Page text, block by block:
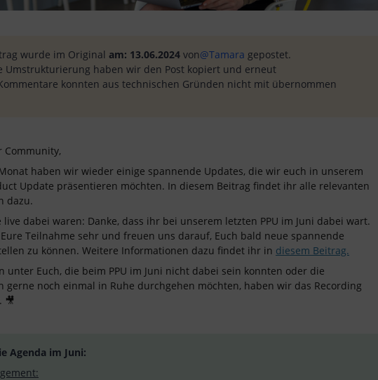
wurde im Original am: 13.06.2024 von@Tamara gepostet.
Umstrukturierung haben wir den Post kopiert und erneut
konnten aus technischen Gründen nicht mit übernommen
Community,
haben wir wieder einige spannende Updates, die wir euch in unserem
Update präsentieren möchten. In diesem Beitrag findet ihr alle relevanten
dazu.
live dabei waren: Danke, dass ihr bei unserem letzten PPU im Juni dabei wart.
Teilnahme sehr und freuen uns darauf, Euch bald neue spannende
zu können. Weitere Informationen dazu findet ihr in diesem Beitrag.
unter Euch, die beim PPU im Juni nicht dabei sein konnten oder die
gerne noch einmal in Ruhe durchgehen möchten, haben wir das Recording
🎥
Agenda im Juni: